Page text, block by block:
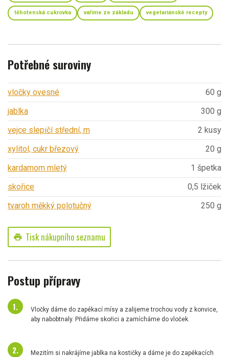
těhotenská cukrovka vaříme ze základu vegetariánské recepty
Potřebné suroviny
vločky ovesné
60 g
jablka
300 g
vejce slepičí střední, m
2 kusy
xylitol, cukr březový
20 g
kardamom mletý
1 špetka
skořice
0,5 lžiček
tvaroh měkký polotučný
250 g
print Tisk nákupního seznamu
Postup přípravy
Vločky dáme do zapékací mísy a zalijeme trochou vody z konvice,
aby nabobtnaly. Přidáme skořici a zamícháme do vloček.
Mezitím si nakrájíme jablka na kostičky a dáme je do zapékacích